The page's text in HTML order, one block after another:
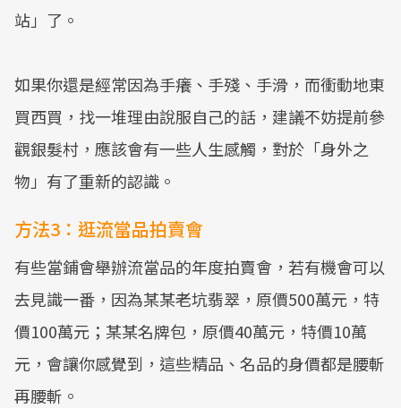
站」了。
如果你還是經常因為手癢、手殘、手滑，而衝動地東
買西買，找一堆理由說服自己的話，建議不妨提前參
觀銀髮村，應該會有一些人生感觸，對於「身外之
物」有了重新的認識。
方法3：逛流當品拍賣會
有些當鋪會舉辦流當品的年度拍賣會，若有機會可以
去見識一番，因為某某老坑翡翠，原價500萬元，特
價100萬元；某某名牌包，原價40萬元，特價10萬
元，會讓你感覺到，這些精品、名品的身價都是腰斬
再腰斬。